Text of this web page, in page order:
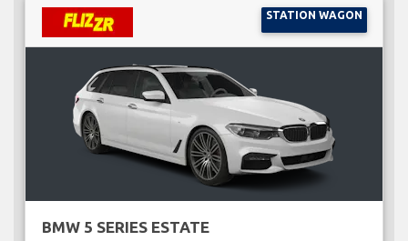
STATION WAGON
BMW 5 SERIES ESTATE